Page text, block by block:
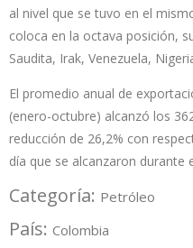
al nivel que se tuvo en el
coloca en la octava posición,
Saudita, Irak, Venezuela,
El promedio anual de
(enero-octubre) alcanzó los
reducción de 26,2% con
día que se alcanzaron durante
Categoría: Petróleo
País: Colombia